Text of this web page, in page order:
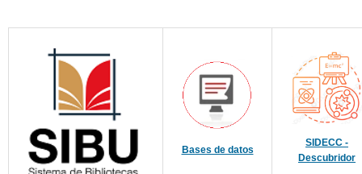
Bases de datos
SIDECC -
Descubridor